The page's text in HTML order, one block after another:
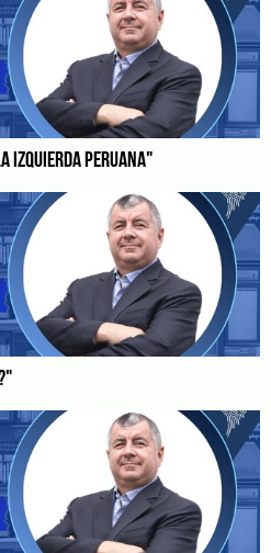
IZQUIERDA PERUANA"